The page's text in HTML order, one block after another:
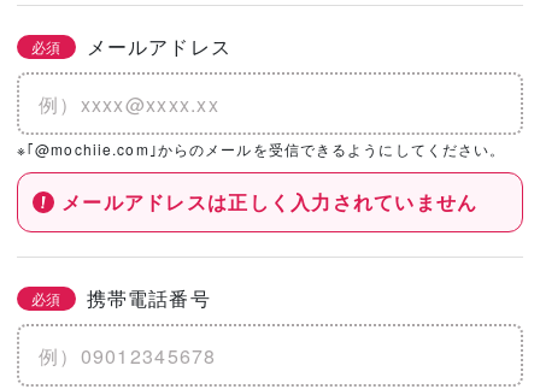
必須 メールアドレス
※｢@mochiie.com｣からのメールを受信できるようにしてください。
メールアドレスは正しく入力されていません
必須 携帯電話番号